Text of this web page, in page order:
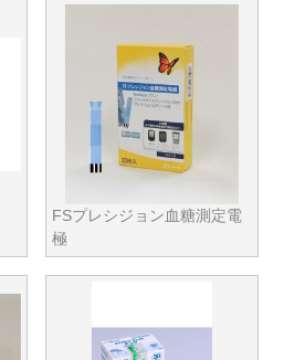
FSプレシジョン血糖測定電
極